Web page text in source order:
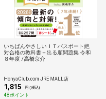
いちばんやさしいＩＴパスポート絶
対合格の教科書＋出る順問題集 令和
８年度 /高橋京介
HonyaClub.com JRE MALL店
1,815 円 (税込)
48ポイント